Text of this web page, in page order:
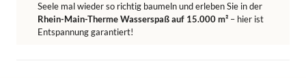
Seele mal wieder so richtig baumeln und erleben Sie in der
Rhein-Main-Therme Wasserspaß auf 15.000 m² – hier ist
Entspannung garantiert!